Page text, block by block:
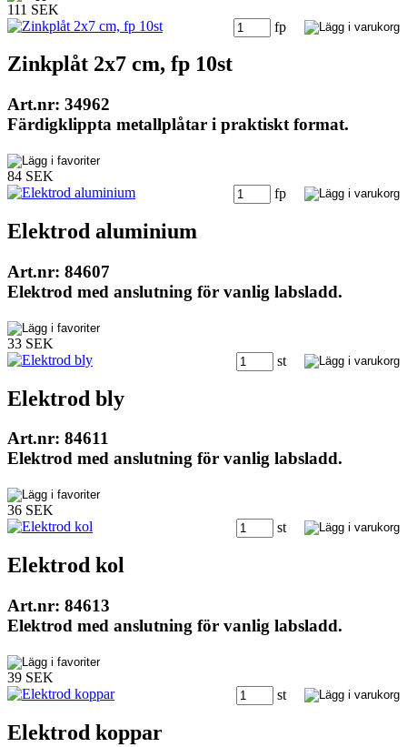
111 SEK
fp
Zinkplåt 2x7 cm, fp 10st
Art.nr: 34962
Färdigklippta metallplåtar i praktiskt format.
84 SEK
fp
Elektrod aluminium
Art.nr: 84607
Elektrod med anslutning för vanlig labsladd.
33 SEK
st
Elektrod bly
Art.nr: 84611
Elektrod med anslutning för vanlig labsladd.
36 SEK
st
Elektrod kol
Art.nr: 84613
Elektrod med anslutning för vanlig labsladd.
39 SEK
st
Elektrod koppar